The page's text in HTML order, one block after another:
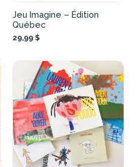
Jeu Imagine – Édition
Québec
29,99 $